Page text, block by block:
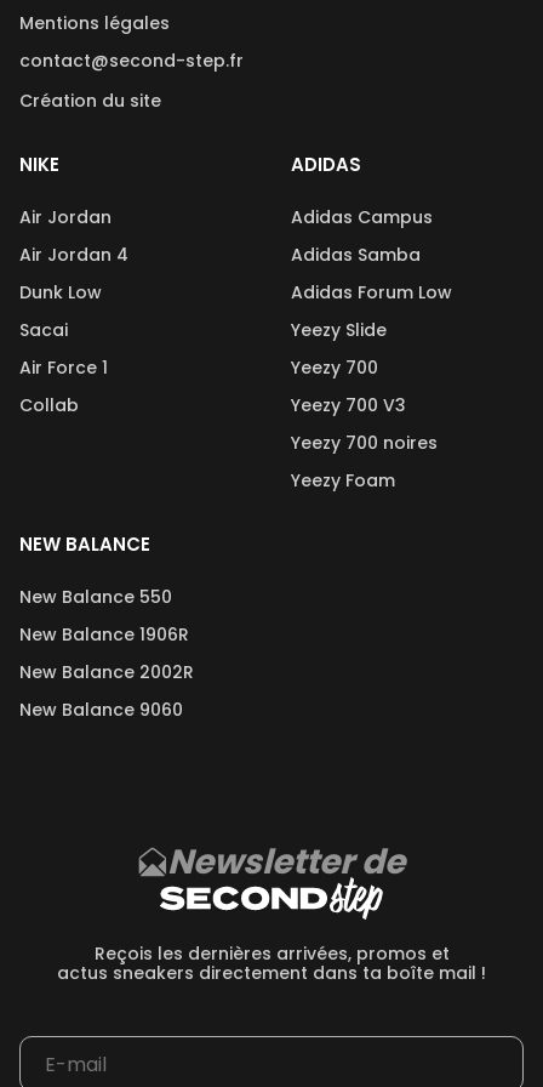
Mentions légales
contact@second-step.fr
Création du site
NIKE
Air Jordan
Air Jordan 4
Dunk Low
Sacai
Air Force 1
Collab
ADIDAS
Adidas Campus
Adidas Samba
Adidas Forum Low
Yeezy Slide
Yeezy 700
Yeezy 700 V3
Yeezy 700 noires
Yeezy Foam
NEW BALANCE
New Balance 550
New Balance 1906R
New Balance 2002R
New Balance 9060
Newsletter de
Reçois les dernières arrivées, promos et
actus sneakers directement dans ta boîte mail !